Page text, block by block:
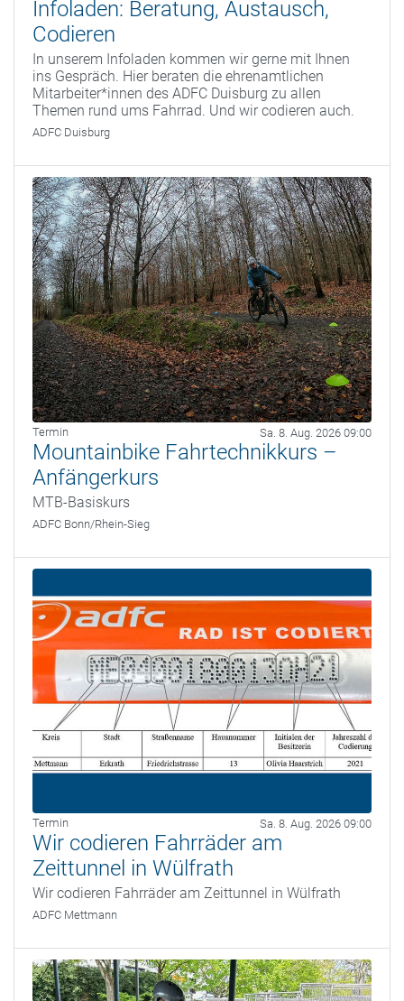
Infoladen: Beratung, Austausch,
Codieren
In unserem Infoladen kommen wir gerne mit Ihnen
ins Gespräch. Hier beraten die ehrenamtlichen
Mitarbeiter*innen des ADFC Duisburg zu allen
Themen rund ums Fahrrad. Und wir codieren auch.
ADFC Duisburg
Termin Sa. 8. Aug. 2026 09:00
Mountainbike Fahrtechnikkurs –
Anfängerkurs
MTB-Basiskurs
ADFC Bonn/Rhein-Sieg
Termin Sa. 8. Aug. 2026 09:00
Wir codieren Fahrräder am
Zeittunnel in Wülfrath
Wir codieren Fahrräder am Zeittunnel in Wülfrath
ADFC Mettmann